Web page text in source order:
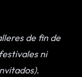
de fin de
ni